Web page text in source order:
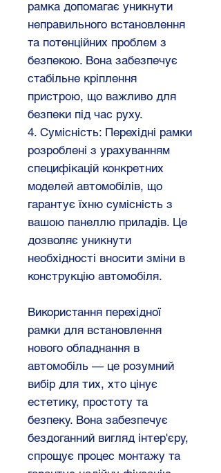
рамка допомагає уникнути
неправильного встановлення
та потенційних проблем з
безпекою. Вона забезпечує
стабільне кріплення
пристрою, що важливо для
безпеки під час руху.
4. Сумісність: Перехідні рамки
розроблені з урахуванням
специфікацій конкретних
моделей автомобілів, що
гарантує їхню сумісність з
вашою панеллю приладів. Це
дозволяє уникнути
необхідності вносити зміни в
конструкцію автомобіля.
Використання перехідної
рамки для встановлення
нового обладнання в
автомобіль — це розумний
вибір для тих, хто цінує
естетику, простоту та
безпеку. Вона забезпечує
бездоганний вигляд інтер'єру,
спрощує процес монтажу та